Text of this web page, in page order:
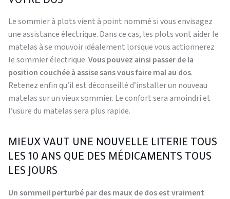
Le sommier à plots vient à point nommé si vous envisagez
une assistance électrique. Dans ce cas, les plots vont aider le
matelas à se mouvoir idéalement lorsque vous actionnerez
le sommier électrique.Vous pouvez ainsi passer de la
position couchée à assise sans vous faire mal au dos.
Retenez enfin qu’il est déconseillé d’installer un nouveau
matelas sur un vieux sommier. Le confort sera amoindri et
l’usure du matelas sera plus rapide.
MIEUX VAUT UNE NOUVELLE LITERIE TOUS
LES 10 ANS QUE DES MÉDICAMENTS TOUS
LES JOURS
Un sommeil perturbé par des maux de dos est vraiment